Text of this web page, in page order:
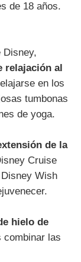
de 18 años.
Disney,
relajación al
en los
tumbonas
de yoga.
de la
Cruise
Wish
hielo de
combinar las